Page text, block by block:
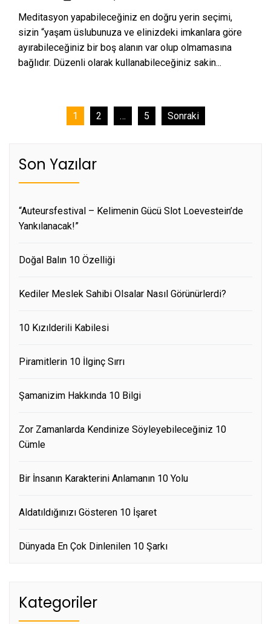
Meditasyon yapabileceğiniz en doğru yerin seçimi,
sizin “yaşam üslubunuza ve elinizdeki imkanlara göre
ayırabileceğiniz bir boş alanın var olup olmamasına
bağlıdır. Düzenli olarak kullanabileceğiniz sakin...
1 2 … 5 Sonraki
Son Yazılar
“Auteursfestival – Kelimenin Gücü Slot Loevestein’de
Yankılanacak!”
Doğal Balın 10 Özelliği
Kediler Meslek Sahibi Olsalar Nasıl Görünürlerdi?
10 Kızılderili Kabilesi
Piramitlerin 10 İlginç Sırrı
Şamanizim Hakkında 10 Bilgi
Zor Zamanlarda Kendinize Söyleyebileceğiniz 10
Cümle
Bir İnsanın Karakterini Anlamanın 10 Yolu
Aldatıldığınızı Gösteren 10 İşaret
Dünyada En Çok Dinlenilen 10 Şarkı
Kategoriler